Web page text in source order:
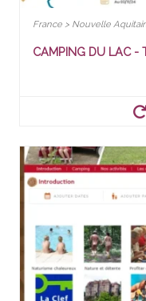
France > Nouvelle
CAMPING DU LAC -